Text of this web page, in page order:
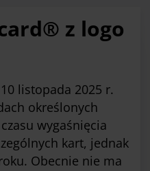
z logo
listopada 2025 r.
określonych
wygaśnięcia
kart, jednak
Obecnie nie ma